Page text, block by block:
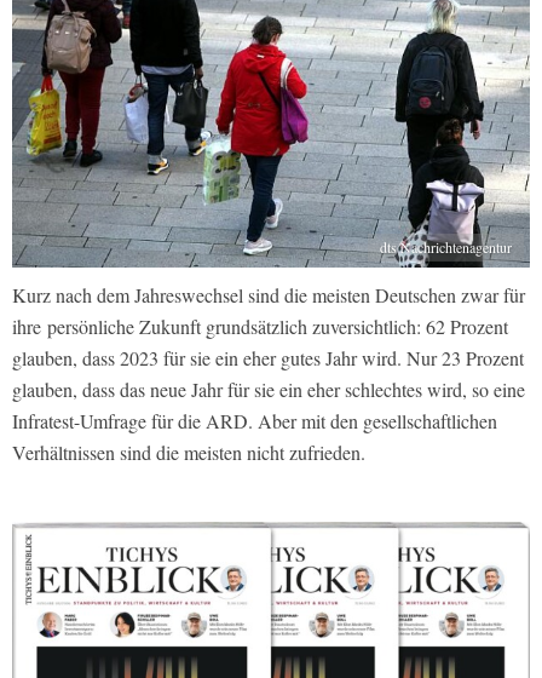
dts Nachrichtenagentur
Kurz nach dem Jahreswechsel sind die meisten Deutschen zwar für
ihre persönliche Zukunft grundsätzlich zuversichtlich: 62 Prozent
glauben, dass 2023 für sie ein eher gutes Jahr wird. Nur 23 Prozent
glauben, dass das neue Jahr für sie ein eher schlechtes wird, so eine
Infratest-Umfrage für die ARD. Aber mit den gesellschaftlichen
Verhältnissen sind die meisten nicht zufrieden.